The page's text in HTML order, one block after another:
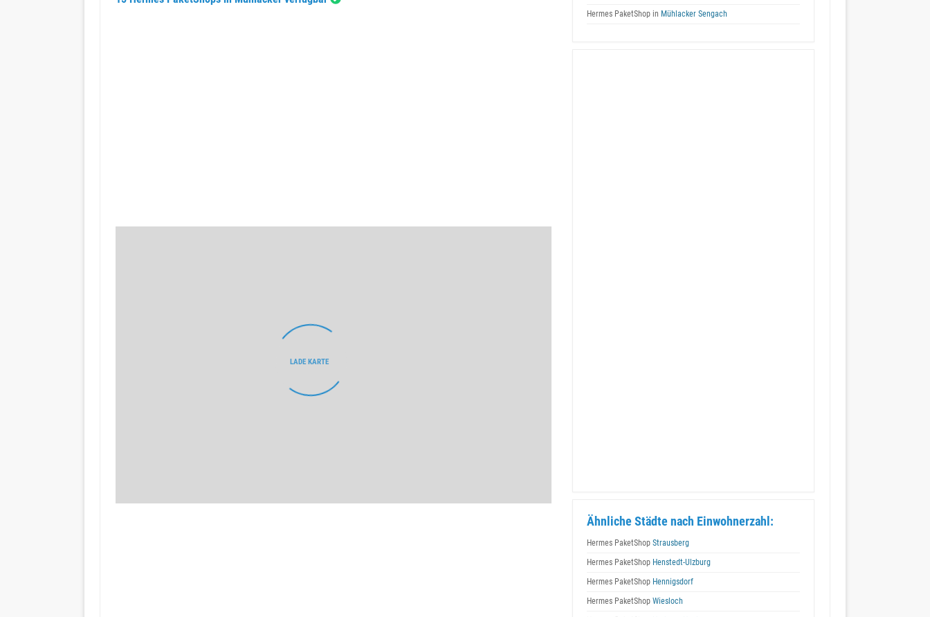
Hermes PaketShop in Mühlacker Sengach
Ähnliche Städte nach Einwohnerzahl:
Hermes PaketShop Strausberg
Hermes PaketShop Henstedt-Ulzburg
Hermes PaketShop Hennigsdorf
Hermes PaketShop Wiesloch